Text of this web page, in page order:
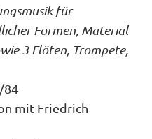
für
Formen, Material
3 Flöten, Trompete,
84
mit Friedrich